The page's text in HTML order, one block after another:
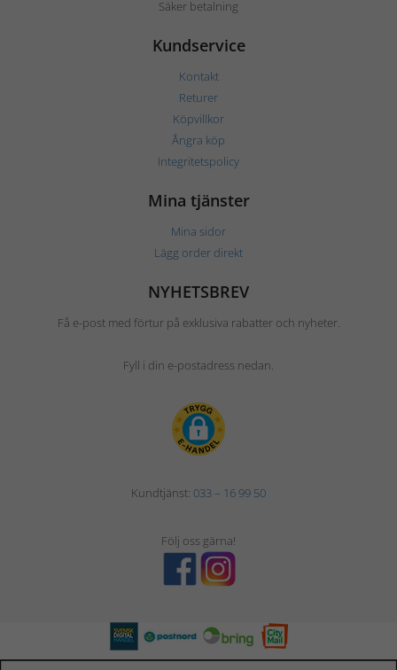
Säker betalning
Kundservice
Kontakt
Returer
Köpvillkor
Ångra köp
Integritetspolicy
Mina tjänster
Mina sidor
Lägg order direkt
NYHETSBREV
Få e-post med förtur på exklusiva rabatter och nyheter.
Fyll i din e-postadress nedan.
Kundtjänst: 033 – 16 99 50
Följ oss gärna!